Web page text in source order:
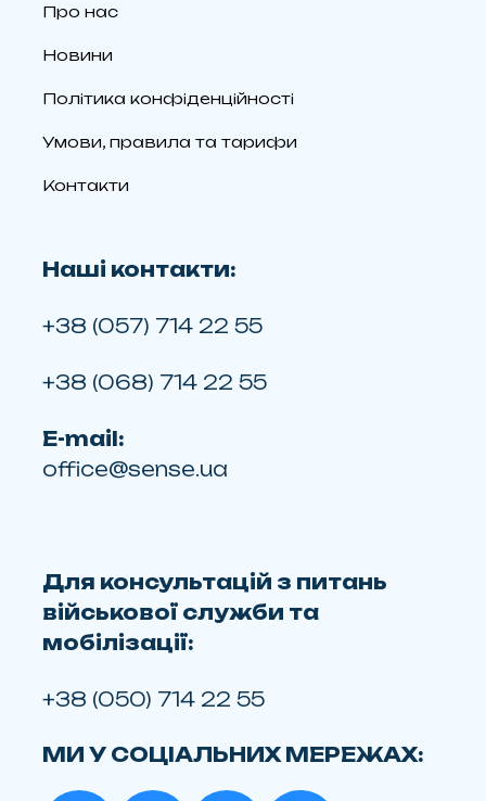
Про нас
Новини
Політика конфіденційності
Умови, правила та тарифи
Контакти
Наші контакти:
+38 (057) 714 22 55
+38 (068) 714 22 55
E-mail:
office@sense.ua
Для консультацій з питань
військової служби та
мобілізації:
+38 (050) 714 22 55
МИ У СОЦІАЛЬНИХ МЕРЕЖАХ: